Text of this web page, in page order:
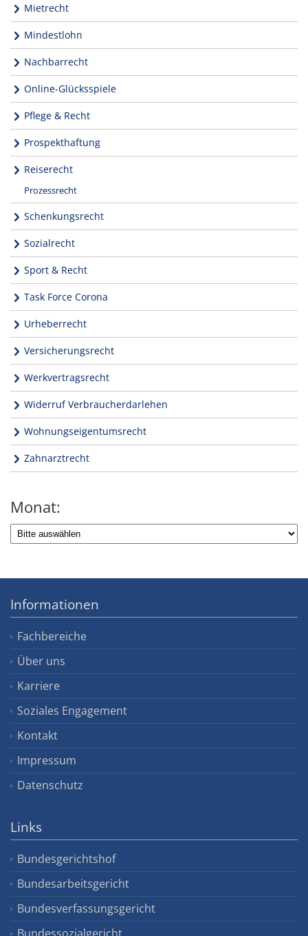
Mietrecht
Mindestlohn
Nachbarrecht
Online-Glücksspiele
Pflege & Recht
Prospekthaftung
Reiserecht
Prozessrecht
Schenkungsrecht
Sozialrecht
Sport & Recht
Task Force Corona
Urheberrecht
Versicherungsrecht
Werkvertragsrecht
Widerruf Verbraucherdarlehen
Wohnungseigentumsrecht
Zahnarztrecht
Monat:
Informationen
Fachbereiche
Über uns
Karriere
Soziales Engagement
Kontakt
Impressum
Datenschutz
Links
Bundesgerichtshof
Bundesarbeitsgericht
Bundesverfassungsgericht